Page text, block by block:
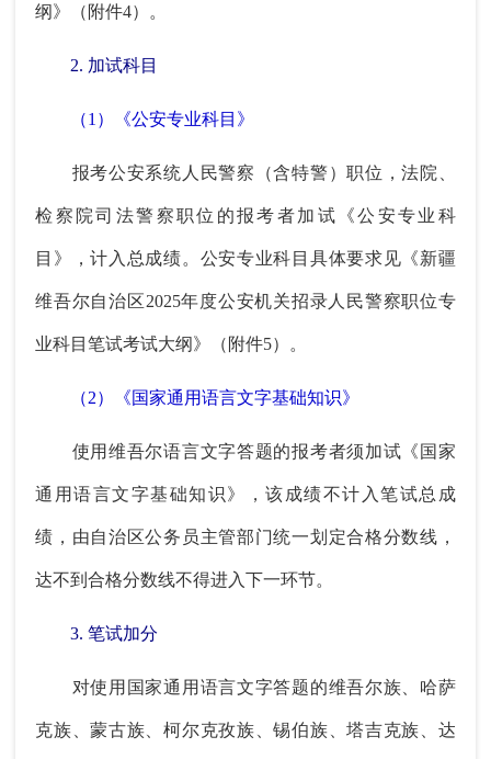
纲》（附件4）。
2. 加试科目
（1）《公安专业科目》
报考公安系统人民警察（含特警）职位，法院、
检察院司法警察职位的报考者加试《公安专业科
目》，计入总成绩。公安专业科目具体要求见《新疆
维吾尔自治区2025年度公安机关招录人民警察职位专
业科目笔试考试大纲》（附件5）。
（2）《国家通用语言文字基础知识》
使用维吾尔语言文字答题的报考者须加试《国家
通用语言文字基础知识》，该成绩不计入笔试总成
绩，由自治区公务员主管部门统一划定合格分数线，
达不到合格分数线不得进入下一环节。
3. 笔试加分
对使用国家通用语言文字答题的维吾尔族、哈萨
克族、蒙古族、柯尔克孜族、锡伯族、塔吉克族、达